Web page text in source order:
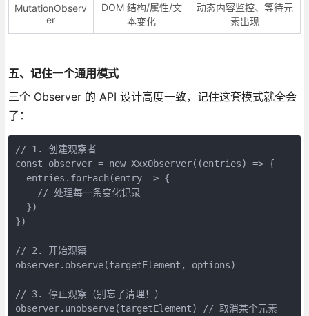
MutationObserv
er
DOM 结构/属性/文
本变化
动态内容监控、等待元
素出现
五、记住一个通用模式
三个 Observer 的 API 设计高度一致，记住这套模式就全会
了：
// 1. 创建观察者
const observer = new XxxObserver((entries) => {
  entries.forEach(entry => {
    // 处理每一条变化记录
  })
})
// 2. 开始观察
observer.observe(targetElement, options)
// 3. 停止观察（别忘了清理！）
observer.unobserve(targetElement) // 取消某个元素